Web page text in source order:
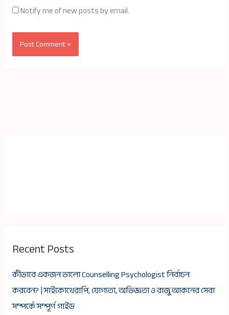
Notify me of new posts by email.
Recent Posts
কীভাবে একজন ভালো Counselling Psychologist নির্বাচন
করবেন? | সাইকোথেরাপি, যোগ্যতা, অভিজ্ঞতা ও রাজু আকনের সেবা
সম্পর্কে সম্পূর্ণ গাইড